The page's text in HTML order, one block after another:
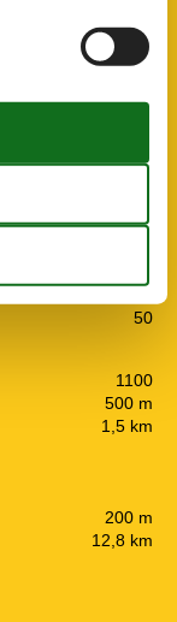
55
1
50
1100
500 m
1,5 km
200 m
12,8 km